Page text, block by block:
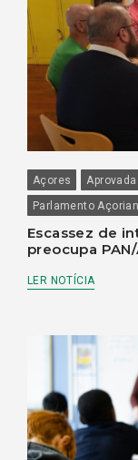
Açores
Parlamento
Escassez de
preocupa
LER NOTÍCIA